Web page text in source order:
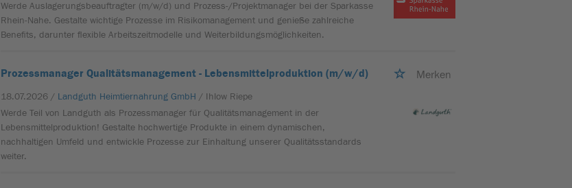
Werde Auslagerungsbeauftragter (m/w/d) und Prozess-/Projektmanager bei der Sparkasse
Rhein-Nahe. Gestalte wichtige Prozesse im Risikomanagement und genieße zahlreiche
Benefits, darunter flexible Arbeitszeitmodelle und Weiterbildungsmöglichkeiten.
Prozessmanager Qualitätsmanagement - Lebensmittelproduktion (m/w/d) Merken
18.07.2026 / Landguth Heimtiernahrung GmbH / Ihlow Riepe
Werde Teil von Landguth als Prozessmanager für Qualitätsmanagement in der
Lebensmittelproduktion! Gestalte hochwertige Produkte in einem dynamischen,
nachhaltigen Umfeld und entwickle Prozesse zur Einhaltung unserer Qualitätsstandards
weiter.